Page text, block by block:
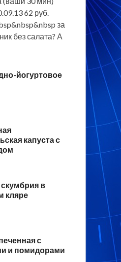
62 руб.
за
без салата? А
йогуртовое
капуста с
в
кляре
с
и помидорами